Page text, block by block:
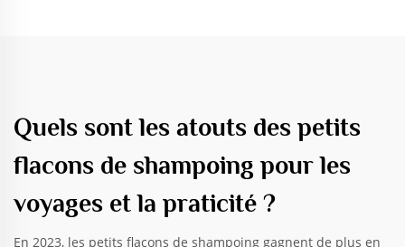
Quels sont les atouts des petits
flacons de shampoing pour les
voyages et la praticité ?
En 2023, les petits flacons de shampoing gagnent de plus en